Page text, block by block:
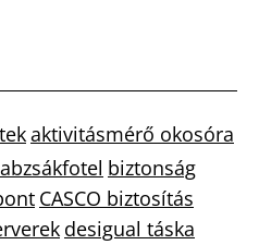
aktivitásmérő okosóra
biztonság
CASCO biztosítás
desigual táska